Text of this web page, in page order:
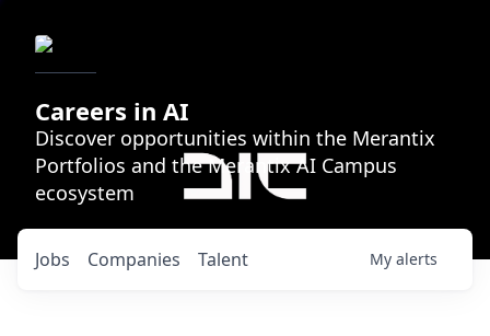
Careers in AI
Discover opportunities within the Merantix
Portfolios and the Merantix AI Campus
ecosystem
Jobs Companies Talent My alerts